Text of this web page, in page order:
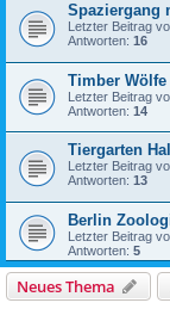
Spaziergang
Letzter Beitrag
Antworten: 16
Timber
Letzter Beitrag
Antworten: 14
Tiergarten
Letzter Beitrag
Antworten: 13
Berlin
Letzter Beitrag
Antworten: 5
Neues Thema